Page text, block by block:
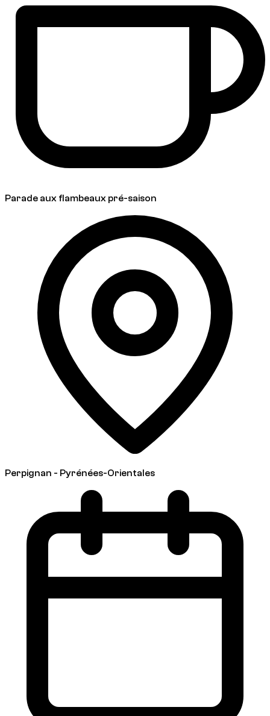
Parade aux flambeaux pré-saison
Perpignan - Pyrénées-Orientales